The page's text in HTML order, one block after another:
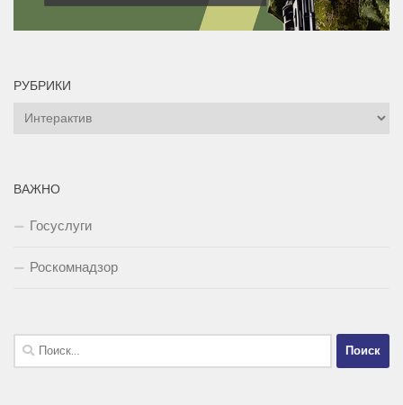
РУБРИКИ
Рубрики
ВАЖНО
Госуслуги
Роскомнадзор
Найти: